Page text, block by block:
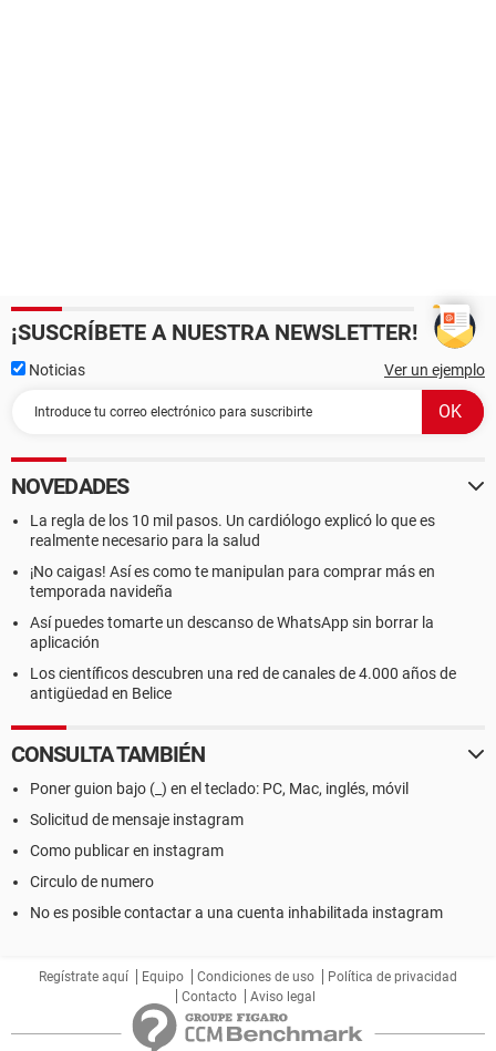
¡SUSCRÍBETE A NUESTRA NEWSLETTER!
Noticias Ver un ejemplo
NOVEDADES
La regla de los 10 mil pasos. Un cardiólogo explicó lo que es
realmente necesario para la salud
¡No caigas! Así es como te manipulan para comprar más en
temporada navideña
Así puedes tomarte un descanso de WhatsApp sin borrar la
aplicación
Los científicos descubren una red de canales de 4.000 años de
antigüedad en Belice
CONSULTA TAMBIÉN
Poner guion bajo (_) en el teclado: PC, Mac, inglés, móvil
Solicitud de mensaje instagram
Como publicar en instagram
Circulo de numero
No es posible contactar a una cuenta inhabilitada instagram
Regístrate aquí Equipo Condiciones de uso
Política de privacidad
Contacto
Aviso legal